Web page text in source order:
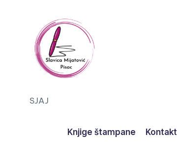
S
SJAJ
Knjige štampane Kontakt